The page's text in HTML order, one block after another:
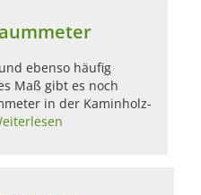
ebenso häufig
Maß gibt es noch
in der Kaminholz-